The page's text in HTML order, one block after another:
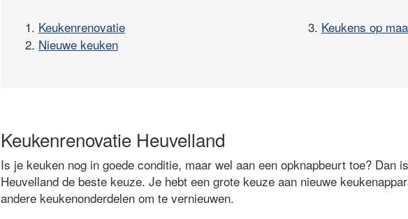
1. Keukenrenovatie
2. Nieuwe keuken
3. Keukens op
Keukenrenovatie Heuvelland
Is je keuken nog in goede conditie, maar wel aan een opknapbeurt toe? Dan
Heuvelland de beste keuze. Je hebt een grote keuze aan nieuwe
andere keukenonderdelen om te vernieuwen.